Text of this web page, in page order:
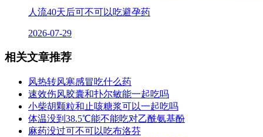
人流40天后可不可以吃避孕药
2026-07-29
相关文章推荐
风热转风寒感冒吃什么药
速效伤风胶囊和扑尔敏能一起吃吗
小柴胡颗粒和止咳糖浆可以一起吃吗
体温没到38.5℃能不能吃对乙酰氨基酚
麻药没过可不可以吃布洛芬